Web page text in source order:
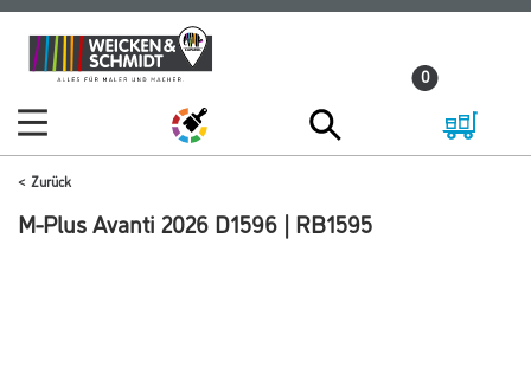
Zum
Inhalt
Zum
Navigationsmenü
0
Zurück
M-Plus Avanti 2026 D1596 | RB1595